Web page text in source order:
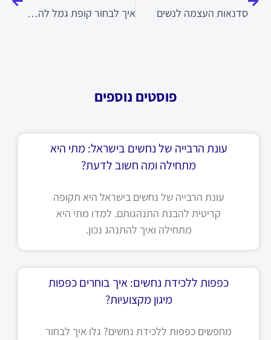
סדנאות העצמה לנשים איך לבחור קופת גמל להשקעה
פוסטים נוספים
עונת הרבייה של נחשים בישראל: מתי היא
מתחילה ומה חשוב לדעת?
עונת הרבייה של נחשים בישראל היא תקופה
קריטית להבנת התנהגותם. למדו מתי היא
מתחילה ואיך להתנהג נכון.
כפפות ללכידת נחשים: איך בוחרים כפפות
מיגון מקצועיות?
מחפשים כפפות ללכידת נחשים? גלו איך לבחור